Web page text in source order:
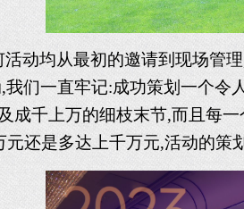
动均从最初的邀请到现场管理
们一直牢记:成功策划一个
成千上万的细枝末节,而且每
元还是多达上千万元,活动的策